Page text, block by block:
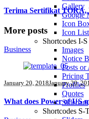
Gallery
Google
Icon
Icon
Shortcodes I-S
Images
Notice
Posts or
Pricing
Profiles
Quotes
Sidebars
Shortcodes S-
Terima Sertifikat TORA,
More posts
Business
January 20, 2018January 20,
What does Power of US